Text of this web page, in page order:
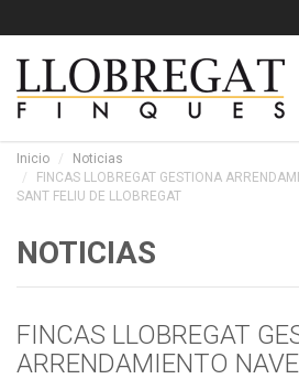
Inicio
Noticias
FINCAS LLOBREGAT GESTIONA
SANT FELIU DE LLOBREGAT
NOTICIAS
FINCAS LLOBREGAT
ARRENDAMIENTO